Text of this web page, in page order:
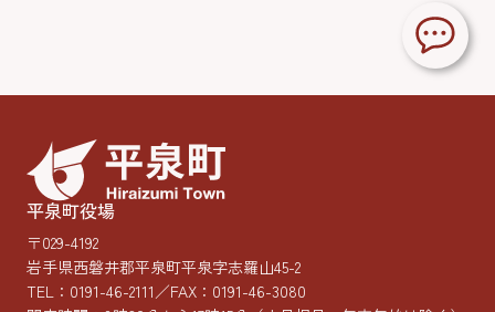
平泉町役場
〒029-4192
岩手県西磐井郡平泉町平泉字志羅山45-2
TEL： 0191-46-2111／FAX：0191-46-3080